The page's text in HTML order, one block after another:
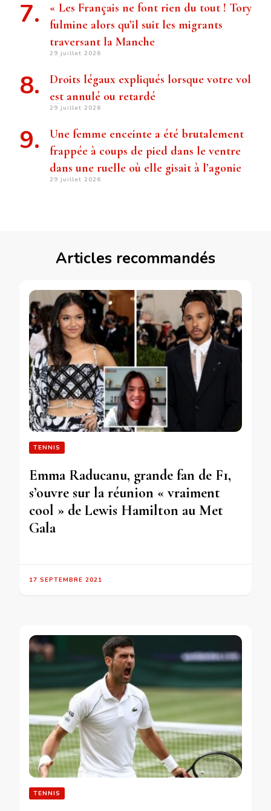
« Les Français ne font rien du tout ! Tory
fulmine alors qu’il suit les migrants
traversant la Manche
29 juillet 2026
Droits légaux expliqués lorsque votre vol
est annulé ou retardé
29 juillet 2026
Une femme enceinte a été brutalement
frappée à coups de pied dans le ventre
dans une ruelle où elle gisait à l’agonie
29 juillet 2026
Articles recommandés
TENNIS
Emma Raducanu, grande fan de F1,
s’ouvre sur la réunion « vraiment
cool » de Lewis Hamilton au Met
Gala
17 SEPTEMBRE 2021
TENNIS